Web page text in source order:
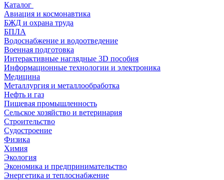
Каталог
Авиация и космонавтика
БЖД и охрана труда
БПЛА
Водоснабжение и водоотведение
Военная подготовка
Интерактивные наглядные 3D пособия
Информационные технологии и электроника
Медицина
Металлургия и металлообработка
Нефть и газ
Пищевая промышленность
Сельское хозяйство и ветеринария
Строительство
Судостроение
Физика
Химия
Экология
Экономика и предпринимательство
Энергетика и теплоснабжение